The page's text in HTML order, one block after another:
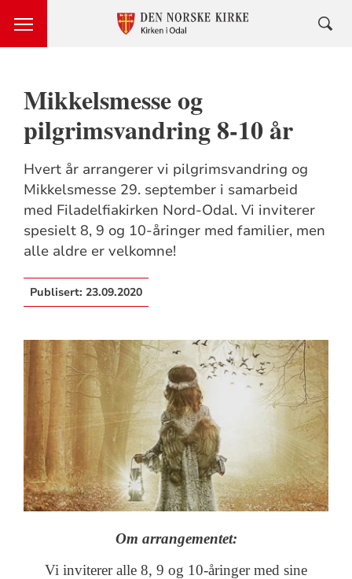
Mikkelsmesse og
pilgrimsvandring 8-10 år
Hvert år arrangerer vi pilgrimsvandring og
Mikkelsmesse 29. september i samarbeid
med Filadelfiakirken Nord-Odal. Vi inviterer
spesielt 8, 9 og 10-åringer med familier, men
alle aldre er velkomne!
Publisert: 23.09.2020
Om arrangementet:
Vi inviterer alle 8, 9 og 10-åringer med sine